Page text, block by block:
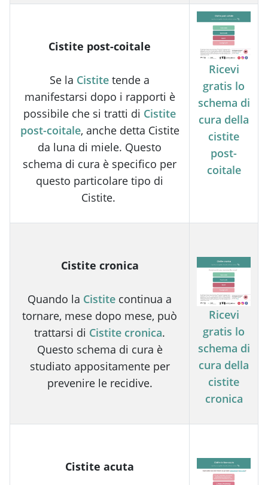
Cistite post-coitale
Se la Cistite tende a
manifestarsi dopo i rapporti è
possibile che si tratti di Cistite
post-coitale, anche detta Cistite
da luna di miele. Questo
schema di cura è specifico per
questo particolare tipo di
Cistite.
Ricevi
gratis lo
schema di
cura della
cistite
post-
coitale
Cistite cronica
Quando la Cistite continua a
tornare, mese dopo mese, può
trattarsi di Cistite cronica.
Questo schema di cura è
studiato appositamente per
prevenire le recidive.
Ricevi
gratis lo
schema di
cura della
cistite
cronica
Cistite acuta